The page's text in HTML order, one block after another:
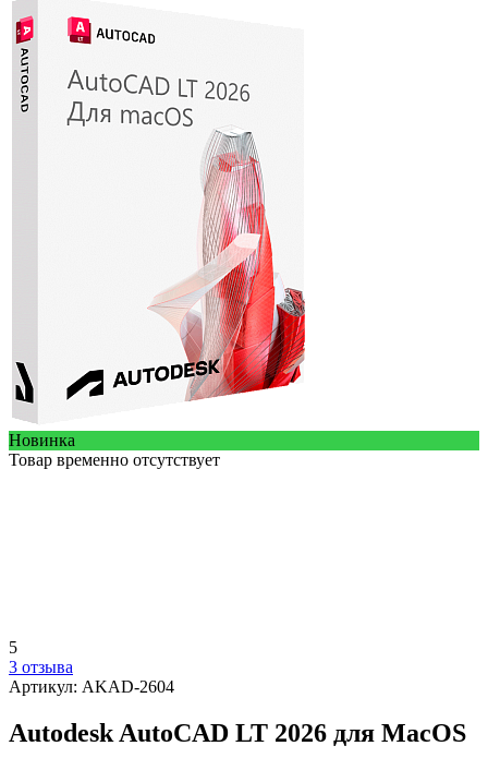
Новинка
Товар временно отсутствует
5
3 отзыва
Артикул: AKAD-2604
Autodesk AutoCAD LT 2026 для MacOS